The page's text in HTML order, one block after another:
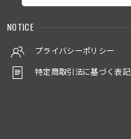
NOTICE
プライバシーポリシー
特定商取引法に基づく表記